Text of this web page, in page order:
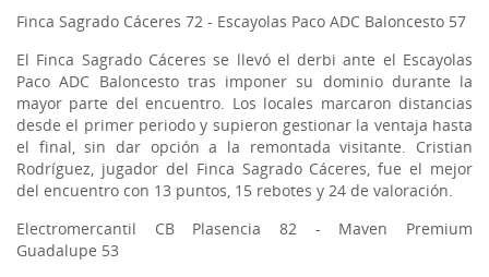
Finca Sagrado Cáceres 72 - Escayolas Paco ADC Baloncesto 57
El Finca Sagrado Cáceres se llevó el derbi ante el Escayolas
Paco ADC Baloncesto tras imponer su dominio durante la
mayor parte del encuentro. Los locales marcaron distancias
desde el primer periodo y supieron gestionar la ventaja hasta
el final, sin dar opción a la remontada visitante. Cristian
Rodríguez, jugador del Finca Sagrado Cáceres, fue el mejor
del encuentro con 13 puntos, 15 rebotes y 24 de valoración.
Electromercantil CB Plasencia 82 - Maven Premium
Guadalupe 53